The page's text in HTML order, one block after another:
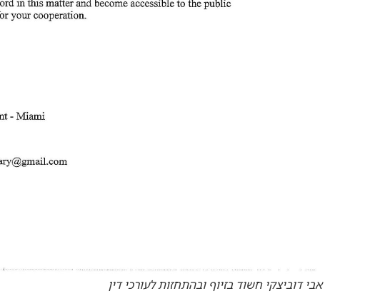
אבי דוביצקי חשוד בזיוף ובהתחזות לעורכי דין